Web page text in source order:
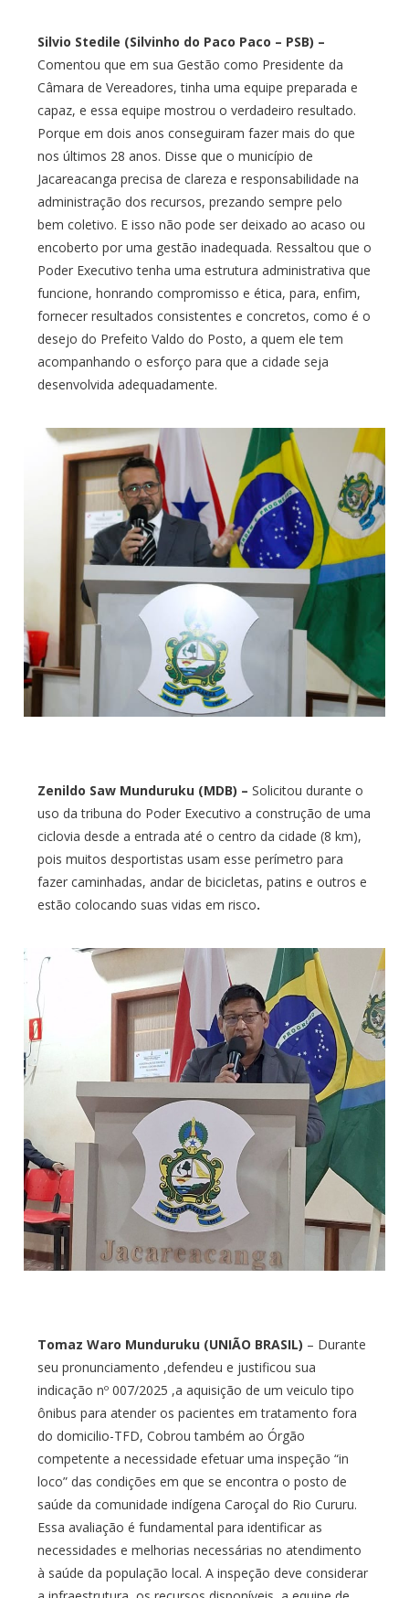
Silvio Stedile (Silvinho do Paco Paco – PSB) –
Comentou que em sua Gestão como Presidente da
Câmara de Vereadores, tinha uma equipe preparada e
capaz, e essa equipe mostrou o verdadeiro resultado.
Porque em dois anos conseguiram fazer mais do que
nos últimos 28 anos. Disse que o município de
Jacareacanga precisa de clareza e responsabilidade na
administração dos recursos, prezando sempre pelo
bem coletivo. E isso não pode ser deixado ao acaso ou
encoberto por uma gestão inadequada. Ressaltou que o
Poder Executivo tenha uma estrutura administrativa que
funcione, honrando compromisso e ética, para, enfim,
fornecer resultados consistentes e concretos, como é o
desejo do Prefeito Valdo do Posto, a quem ele tem
acompanhando o esforço para que a cidade seja
desenvolvida adequadamente.
Zenildo Saw Munduruku (MDB) – Solicitou durante o
uso da tribuna do Poder Executivo a construção de uma
ciclovia desde a entrada até o centro da cidade (8 km),
pois muitos desportistas usam esse perímetro para
fazer caminhadas, andar de bicicletas, patins e outros e
estão colocando suas vidas em risco.
Tomaz Waro Munduruku (UNIÃO BRASIL) – Durante
seu pronunciamento ,defendeu e justificou sua
indicação nº 007/2025 ,a aquisição de um veiculo tipo
ônibus para atender os pacientes em tratamento fora
do domicilio-TFD, Cobrou também ao Órgão
competente a necessidade efetuar uma inspeção “in
loco” das condições em que se encontra o posto de
saúde da comunidade indígena Caroçal do Rio Cururu.
Essa avaliação é fundamental para identificar as
necessidades e melhorias necessárias no atendimento
à saúde da população local. A inspeção deve considerar